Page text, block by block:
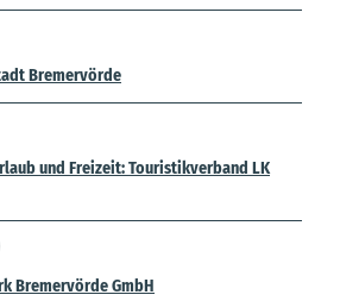
Bremervörde
und Freizeit: Touristikverband LK
Bremervörde GmbH